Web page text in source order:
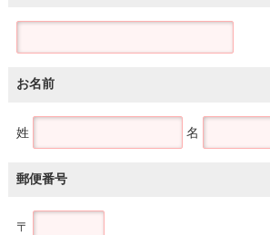
お名前
姓 名
郵便番号
〒